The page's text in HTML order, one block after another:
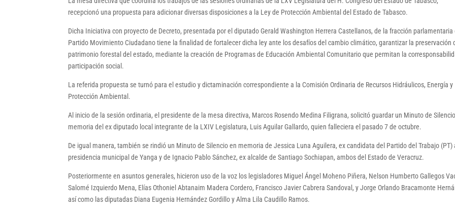
recepcionó una propuesta para adicionar diversas disposiciones a la Ley de Protección Ambiental del Estado de Tabasco.
Dicha Iniciativa con proyecto de Decreto, presentada por el diputado Gerald Washington Herrera Castellanos, de la fracción parlamentaria
Partido Movimiento Ciudadano tiene la finalidad de fortalecer dicha ley ante los desafíos del cambio climático, garantizar la preservación
patrimonio forestal del estado, mediante la creación de Programas de Educación Ambiental Comunitario que permitan la
participación social.
La referida propuesta se turnó para el estudio y dictaminación correspondiente a la Comisión Ordinaria de Recursos Hidráulicos, Energía y
Protección Ambiental.
Al inicio de la sesión ordinaria, el presidente de la mesa directiva, Marcos Rosendo Medina Filigrana, solicitó guardar un Minuto de
memoria del ex diputado local integrante de la LXIV Legislatura, Luis Aguilar Gallardo, quien falleciera el pasado 7 de octubre.
De igual manera, también se rindió un Minuto de Silencio en memoria de Jessica Luna Aguilera, ex candidata del Partido del Trabajo (PT)
presidencia municipal de Yanga y de Ignacio Pablo Sánchez, ex alcalde de Santiago Sochiapan, ambos del Estado de Veracruz.
Posteriormente en asuntos generales, hicieron uso de la voz los legisladores Miguel Ángel Moheno Piñera, Nelson Humberto Gallegos
Salomé Izquierdo Mena, Elías Othoniel Abtanaim Madera Cordero, Francisco Javier Cabrera Sandoval, y Jorge Orlando Bracamonte
así como las diputadas Diana Eugenia Hernández Gordillo y Alma Lila Caudillo Ramos.